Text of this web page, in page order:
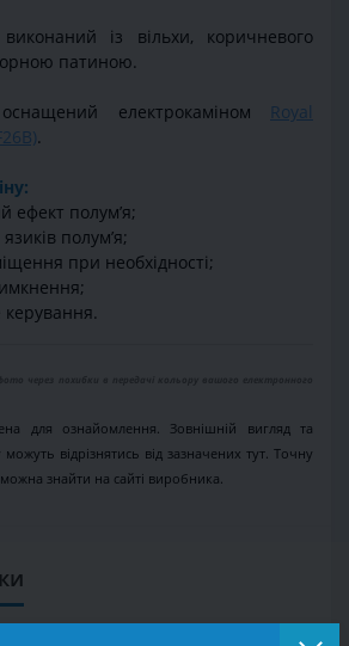
із вільхи, коричневого
патиною.
електрокаміном
Royal
.
ефект полумʼя;
полумʼя;
при необхідності;
керування.
для ознайомлення. Зовнішній вигляд та
відрізнятись від зазначених тут. Точну
знайти на сайті виробника.